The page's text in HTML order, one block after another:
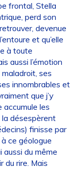
frontal, Stella
perd son
devenue
et qu’elle
à toute
aussi l’émotion
ses
innombrables et
que j’y
accumule les
désespèrent
finisse par
ce géologue
aussi du même
du rire. Mais